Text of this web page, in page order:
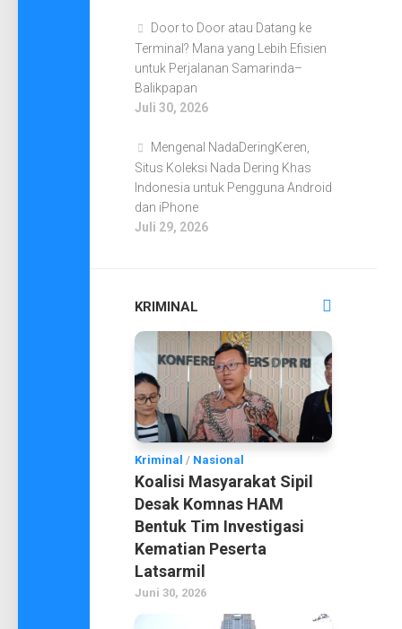
Door to Door atau Datang ke
Terminal? Mana yang Lebih Efisien
untuk Perjalanan Samarinda–
Balikpapan
Juli 30, 2026
Mengenal NadaDeringKeren,
Situs Koleksi Nada Dering Khas
Indonesia untuk Pengguna Android
dan iPhone
Juli 29, 2026
KRIMINAL
Kriminal / Nasional
Koalisi Masyarakat Sipil
Desak Komnas HAM
Bentuk Tim Investigasi
Kematian Peserta
Latsarmil
Juni 30, 2026